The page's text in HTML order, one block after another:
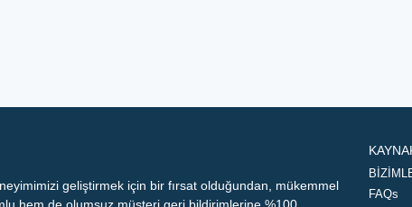
geliştirmek için bir fırsat olduğundan, mükemmel
FAQs